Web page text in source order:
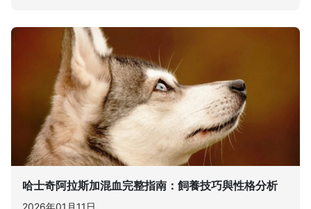
哈士奇阿拉斯加混血完整指南：飼養技巧與性格分析
2026年01月11日